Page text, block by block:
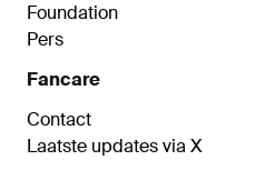
Foundation
Pers
Fancare
Contact
Laatste updates via X